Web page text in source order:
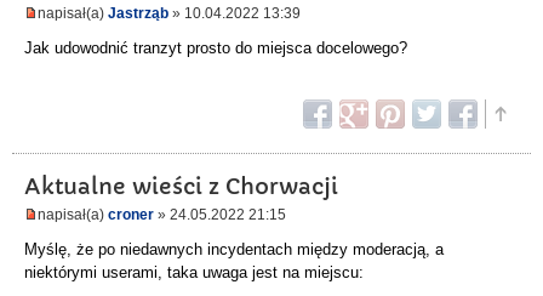
napisał(a) Jastrząb » 10.04.2022 13:39
Jak udowodnić tranzyt prosto do miejsca docelowego?
Aktualne wieści z Chorwacji
napisał(a) croner » 24.05.2022 21:15
Myślę, że po niedawnych incydentach między moderacją, a
niektórymi userami, taka uwaga jest na miejscu: